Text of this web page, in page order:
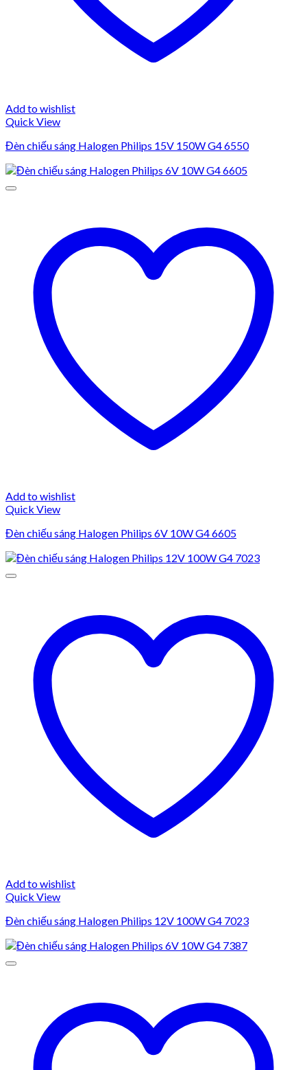
Add to wishlist
Quick View
Đèn chiếu sáng Halogen Philips 15V 150W G4 6550
Add to wishlist
Quick View
Đèn chiếu sáng Halogen Philips 6V 10W G4 6605
Add to wishlist
Quick View
Đèn chiếu sáng Halogen Philips 12V 100W G4 7023